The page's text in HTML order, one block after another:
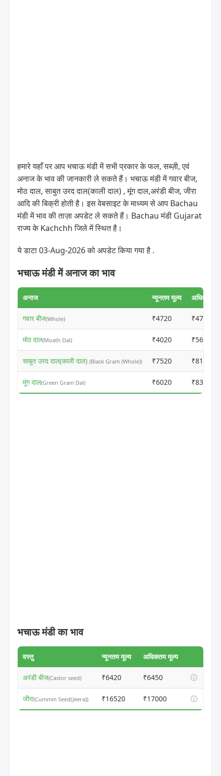
हमारे यहाँ पर आप भचाऊ मंडी में सभी प्रकार के फल, सब्ज़ी, एवं
अनाज के भाव की जानकारी ले सकते हैं। भचाऊ मंडी में गवार बीज,
मोठ दाल, साबुत उरद दाल(काली दाल) , मूंग दाल,अरंडी बीज, जीरा
आदि की बिक्री होती है। इस वेबसाइट के माध्यम से आप Bachau
मंडी में भाव की ताज़ा अपडेट ले सकते हैं। Bachau मंडी Gujarat
राज्य के Kachchh जिले में स्थित है।
ये डाटा 03-Aug-2026 को अपडेट किया गया है .
भचाऊ मंडी में अनाज का भाव
अनाज न्यूनतम मूल्य अधिकतम
गवार बीज(Whole) ₹4720 ₹4750
मोठ दाल(Moath Dal) ₹4020 ₹5625
साबुत उरद दाल(काली दाल) (Black Gram (Whole)) ₹7520 ₹8130
मूंग दाल(Green Gram Dal) ₹6020 ₹8325
भचाऊ मंडी का भाव
वस्तु न्यूनतम मूल्य अधिकतम मूल्य
अरंडी बीज(Castor seed) ₹6420 ₹6450 ⓘ
जीरा(Cummin Seed(Jeera)) ₹16520 ₹17000 ⓘ